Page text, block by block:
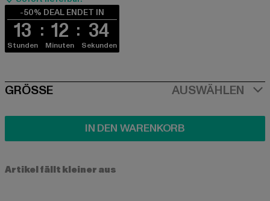
-50% DEAL ENDET IN
13
Stunden
12
Minuten
34
Sekunden
SIZE
GRÖSSE AUSWÄHLEN
IN DEN WARENKORB
Artikel fällt kleiner aus